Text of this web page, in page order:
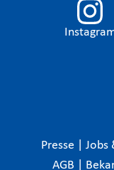
Presse Jobs
AGB